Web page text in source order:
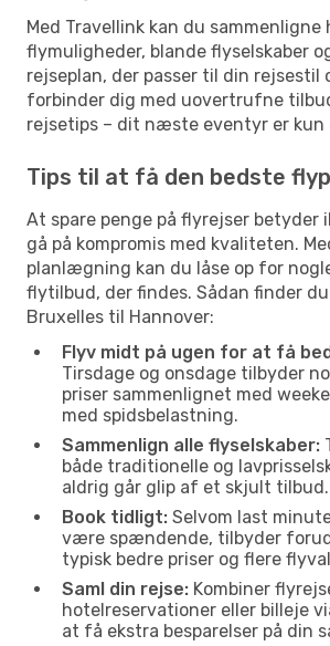
Med Travellink kan du
flymuligheder, blande flyselskaber
rejseplan, der passer til din rejsestil
forbinder dig med uovertrufne
rejsetips – dit næste eventyr er kun
Tips til at få den bedste
At spare penge på flyrejser betyder
gå på kompromis med kvaliteten.
planlægning kan du låse op for
flytilbud, der findes. Sådan finder
Bruxelles til Hannover:
Flyv midt på ugen for at få
Tirsdage og onsdage tilbyder
priser sammenlignet med
med spidsbelastning.
Sammenlign alle flyselskaber:
både traditionelle og
aldrig går glip af et skjult tilbud.
Book tidligt: Selvom last
være spændende, tilbyder
typisk bedre priser og flere
Saml din rejse: Kombiner
hotelreservationer eller billeje
at få ekstra besparelser på din